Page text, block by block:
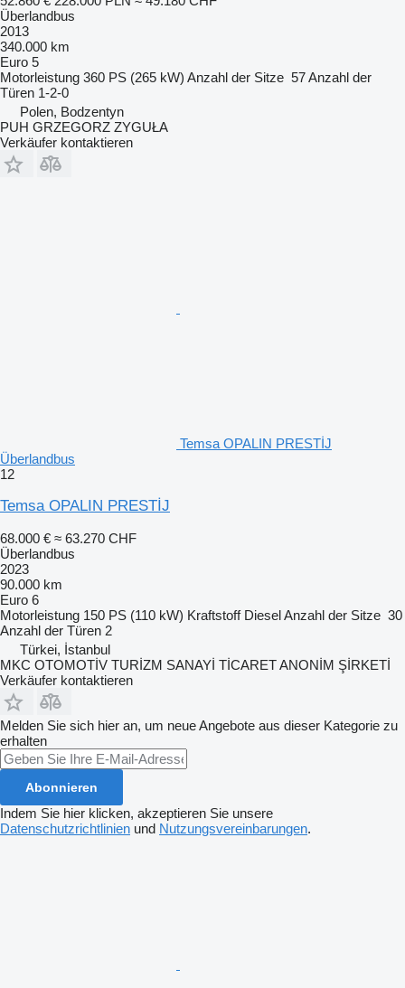
Überlandbus
2013
340.000 km
Euro 5
Motorleistung 360 PS (265 kW) Anzahl der Sitze 57Anzahl der
Türen 1-2-0
Polen, Bodzentyn
PUH GRZEGORZ ZYGUŁA
Verkäufer kontaktieren
Temsa OPALIN PRESTİJ
Überlandbus
12
Temsa OPALIN PRESTİJ
68.000 € ≈ 63.270 CHF
Überlandbus
2023
90.000 km
Euro 6
Motorleistung 150 PS (110 kW) Kraftstoff DieselAnzahl der Sitze 30
Anzahl der Türen 2
Türkei, İstanbul
MKC OTOMOTİV TURİZM SANAYİ TİCARET ANONİM ŞİRKETİ
Verkäufer kontaktieren
Melden Sie sich hier an, um neue Angebote aus dieser Kategorie zu
erhalten
Abonnieren
Indem Sie hier klicken, akzeptieren Sie unsere
Datenschutzrichtlinien und Nutzungsvereinbarungen.